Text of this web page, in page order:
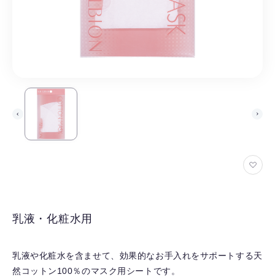
お
解
乳液・化粧水用
乳液や化粧水を含ませて、効果的なお手入れをサポートする天
然コットン100％のマスク用シートです。